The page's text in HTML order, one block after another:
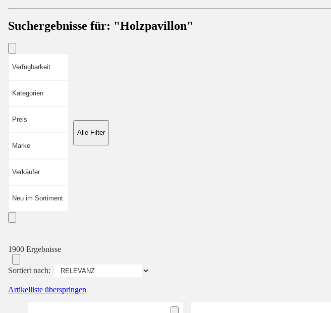
Suchergebnisse für: "Holzpavillon"
Verfügbarkeit
Kategorien
Preis
Marke
Verkäufer
Neu im Sortiment
Alle Filter
1900 Ergebnisse
Sortiert nach:
Artikelliste überspringen